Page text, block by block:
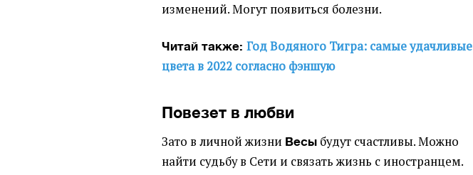
изменений. Могут появиться болезни.
Читай также:Год Водяного Тигра: самые удачливые
цвета в 2022 согласно фэншую
Повезет в любви
Зато в личной жизни Весы будут счастливы. Можно
найти судьбу в Сети и связать жизнь с иностранцем.